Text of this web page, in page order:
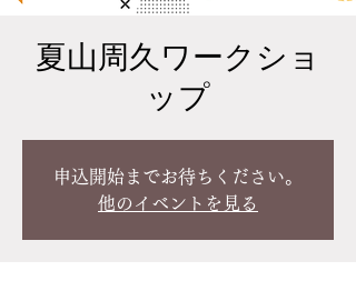
夏山周久ワークショ
ップ
申込開始までお待ちください。
他のイベントを見る